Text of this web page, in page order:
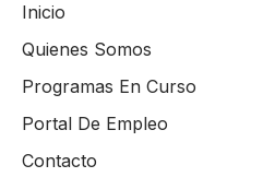
Inicio
Quienes Somos
Programas En Curso
Portal De Empleo
Contacto